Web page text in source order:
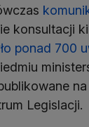
konsultacji
ponad 700
Legislacji.